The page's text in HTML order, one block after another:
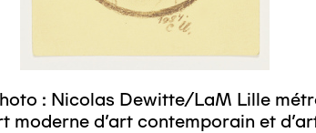
: Nicolas Dewitte/LaM Lille
moderne d’art contemporain et